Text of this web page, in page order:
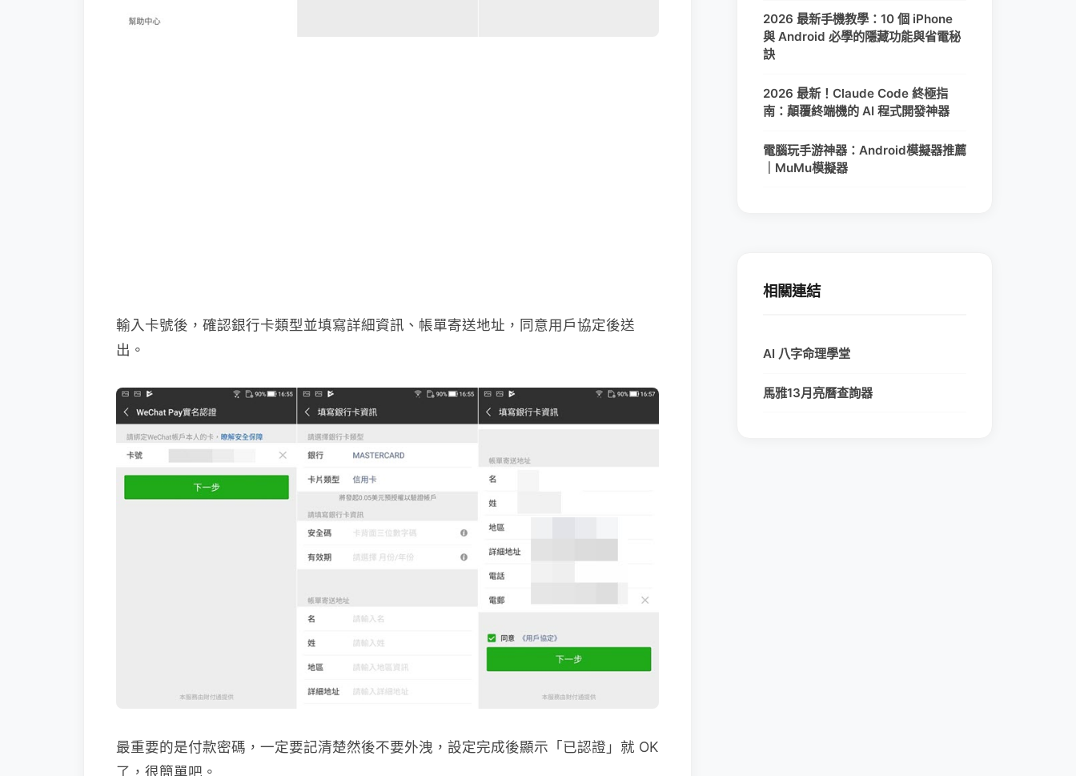
輸入卡號後，確認銀行卡類型並填寫詳細資訊、帳單寄送地址，同意用戶協定後送
出。
最重要的是付款密碼，一定要記清楚然後不要外洩，設定完成後顯示「已認證」就 OK
了，很簡單吧。
2026 最新手機教學：10 個 iPhone
與 Android 必學的隱藏功能與省電秘
訣
2026 最新！Claude Code 終極指
南：顛覆終端機的 AI 程式開發神器
電腦玩手游神器：Android模擬器推薦
｜MuMu模擬器
相關連結
AI 八字命理學堂
馬雅13月亮曆查詢器